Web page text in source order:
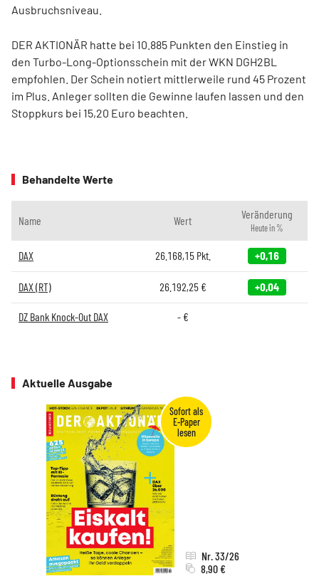
Ausbruchsniveau.
DER AKTIONÄR hatte bei 10.885 Punkten den Einstieg in
den Turbo-Long-Optionsschein mit der WKN DGH2BL
empfohlen. Der Schein notiert mittlerweile rund 45 Prozent
im Plus. Anleger sollten die Gewinne laufen lassen und den
Stoppkurs bei 15,20 Euro beachten.
Behandelte Werte
Name Wert Veränderung
Heute in %
DAX 26.168,15Pkt. +0,16
DAX (RT) 26.192,25€ +0,04
DZ Bank Knock-Out DAX -€
Aktuelle Ausgabe
Nr. 33/26
8,90 €